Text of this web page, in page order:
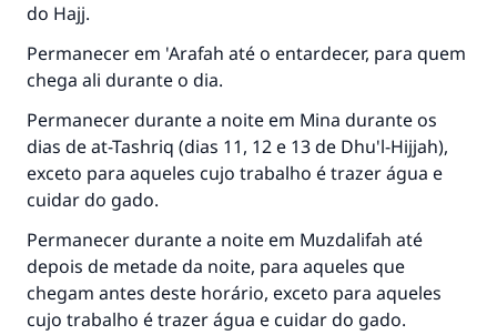
do Hajj.
Permanecer em 'Arafah até o entardecer, para quem
chega ali durante o dia.
Permanecer durante a noite em Mina durante os
dias de at-Tashriq (dias 11, 12 e 13 de Dhu'l-Hijjah),
exceto para aqueles cujo trabalho é trazer água e
cuidar do gado.
Permanecer durante a noite em Muzdalifah até
depois de metade da noite, para aqueles que
chegam antes deste horário, exceto para aqueles
cujo trabalho é trazer água e cuidar do gado.